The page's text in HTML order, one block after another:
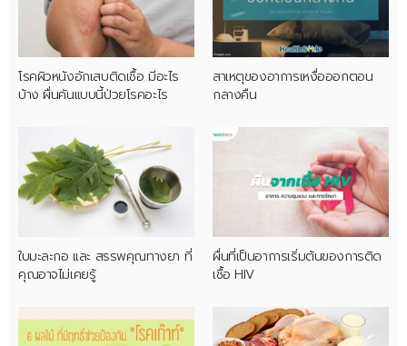
โรคผิวหนังอักเสบติดเชื้อ มีอะไร
บ้าง ผื่นคันแบบนี้ป่วยโรคอะไร
สาเหตุของอาการเหงื่อออกตอน
กลางคืน
ใบมะละกอ และ สรรพคุณทางยา ที่
คุณอาจไม่เคยรู้
ผื่นที่เป็นอาการเริ่มต้นของการติด
เชื้อ HIV